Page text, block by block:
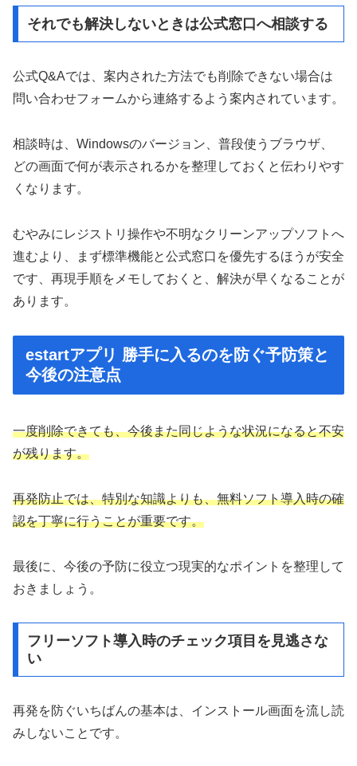
それでも解決しないときは公式窓口へ相談する
公式Q&Aでは、案内された方法でも削除できない場合は
問い合わせフォームから連絡するよう案内されています。
相談時は、Windowsのバージョン、普段使うブラウザ、
どの画面で何が表示されるかを整理しておくと伝わりやす
くなります。
むやみにレジストリ操作や不明なクリーンアップソフトへ
進むより、まず標準機能と公式窓口を優先するほうが安全
です、再現手順をメモしておくと、解決が早くなることが
あります。
estartアプリ 勝手に入るのを防ぐ予防策と
今後の注意点
一度削除できても、今後また同じような状況になると不安
が残ります。
再発防止では、特別な知識よりも、無料ソフト導入時の確
認を丁寧に行うことが重要です。
最後に、今後の予防に役立つ現実的なポイントを整理して
おきましょう。
フリーソフト導入時のチェック項目を見逃さな
い
再発を防ぐいちばんの基本は、インストール画面を流し読
みしないことです。